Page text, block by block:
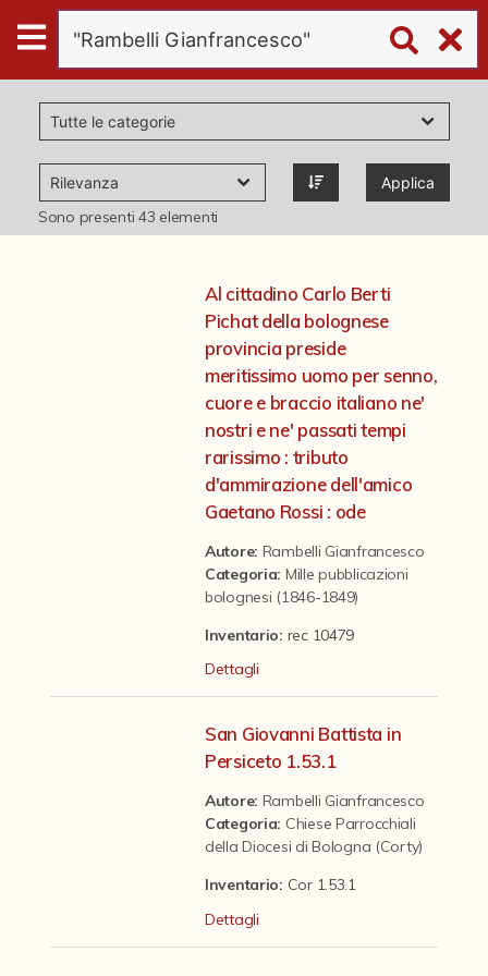
Digital
Humanities
Donazioni
Pubblicazioni
Il progetto Digital Humanities
Applica
Sono presenti43 elementi
Al cittadino Carlo Berti
Pichat della bolognese
provincia preside
meritissimo uomo per senno,
cuore e braccio italiano ne'
nostri e ne' passati tempi
rarissimo : tributo
d'ammirazione dell'amico
Gaetano Rossi : ode
Autore: Rambelli Gianfrancesco
Categoria: Mille pubblicazioni
bolognesi (1846-1849)
Inventario: rec 10479
Dettagli
San Giovanni Battista in
Persiceto 1.53.1
Autore: Rambelli Gianfrancesco
Categoria: Chiese Parrocchiali
della Diocesi di Bologna (Corty)
Inventario: Cor 1.53.1
Dettagli